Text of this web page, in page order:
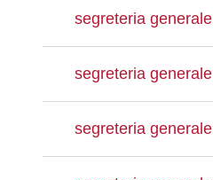
segreteria generale
segreteria generale
segreteria generale